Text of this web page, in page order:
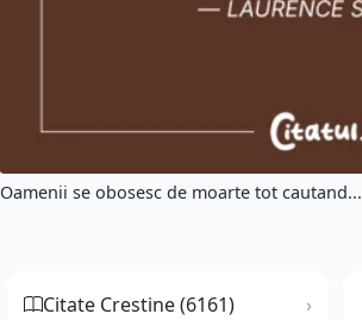
Oamenii se obosesc de moarte tot cautand...
Citate Crestine (6161)